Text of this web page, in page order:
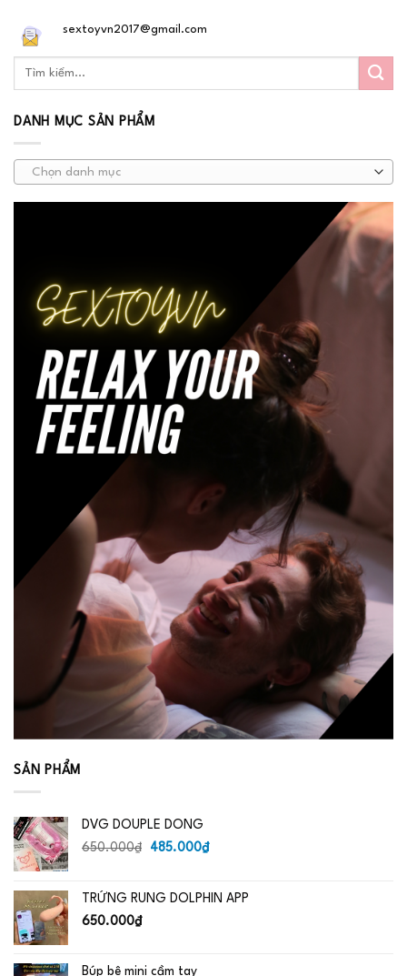
sextoyvn2017@gmail.com
DANH MỤC SẢN PHẨM
Chọn danh mục
SẢN PHẨM
DVG DOUPLE DONG
650.000₫
Giá
650.000₫.
485.000₫Giá
là:
TRỨNG RUNG DOLPHIN APP
650.000₫
Búp bê mini cầm tay